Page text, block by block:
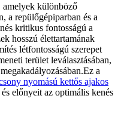
amelyek különböző
a repülőgépiparban és a
kritikus fontosságú a
hosszú élettartamának
létfontosságú szerepet
terület leválasztásában,
a
nyomású kettős ajakos
előnyeit az optimális kenés